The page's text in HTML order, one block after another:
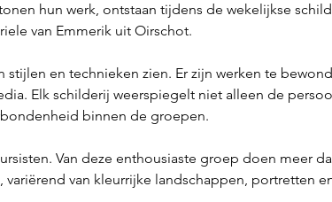
hun werk, ontstaan tijdens de wekelijkse
van Emmerik uit Oirschot.
en technieken zien. Er zijn werken te
Elk schilderij weerspiegelt niet alleen de
binnen de groepen.
Van deze enthousiaste groep doen meer
van kleurrijke landschappen, portretten